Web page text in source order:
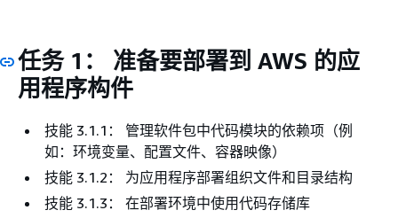
任务 1： 准备要部署到 AWS 的应
用程序构件
技能 3.1.1： 管理软件包中代码模块的依赖项（例
如：环境变量、配置文件、容器映像）
技能 3.1.2： 为应用程序部署组织文件和目录结构
技能 3.1.3： 在部署环境中使用代码存储库